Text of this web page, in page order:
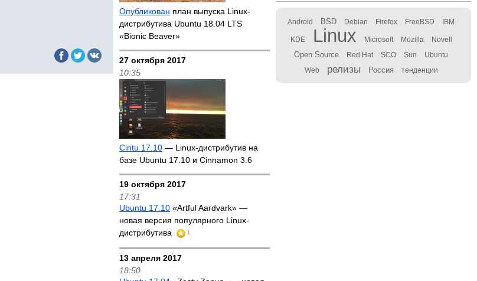
Опубликован план выпуска Linux-
дистрибутива Ubuntu 18.04 LTS
«Bionic Beaver»
27 октября 2017
10:35
Cintu 17.10 — Linux-дистрибутив на
базе Ubuntu 17.10 и Cinnamon 3.6
19 октября 2017
17:31
Ubuntu 17.10 «Artful Aardvark» ­—
новая версия популярного Linux-
дистрибутива
1
13 апреля 2017
18:50
Android BSD Debian Firefox FreeBSD IBM
KDE Linux Microsoft Mozilla Novell
Open Source Red Hat SCO Sun Ubuntu
Web релизы Россия тенденции